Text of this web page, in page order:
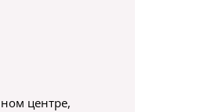
центре,